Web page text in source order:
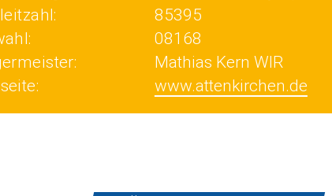
85395
08168
Mathias Kern WIR
www.attenkirchen.de